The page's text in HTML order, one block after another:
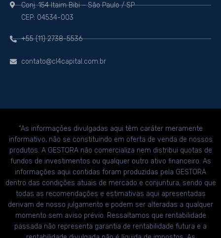
Conj. 154 Itaim Bibi – São Paulo / SP
CEP: 04534-003
+55 (11) 2738-5536
contato@cl4capital.com.br
“As informações divulgadas aqui têm caráter meramente
informativo, não se constituindo em oferta de venda de nossos
produtos. A GESTORA não comercializa nem distribui quotas de
fundos de investimentos ou qualquer outro ativo financeiro. As
informações aqui contidas foram produzidas pela GESTORA
dentro das condições atuais de mercado e conjuntura, sendo que
todas as recomendações e estimativas aqui apresentadas
derivam de nosso julgamento e podem ser alteradas a qualquer
momento sem aviso prévio. Ressaltamos que rentabilidade
passada não representa garantia de rentabilidade futura e a